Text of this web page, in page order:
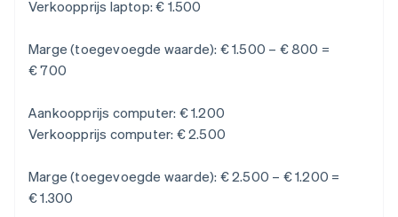
Verkoopprijs laptop: € 1.500
Marge (toegevoegde waarde): € 1.500 – € 800 =
€ 700
Aankoopprijs computer: € 1.200
Verkoopprijs computer: € 2.500
Marge (toegevoegde waarde): € 2.500 – € 1.200 =
€ 1.300